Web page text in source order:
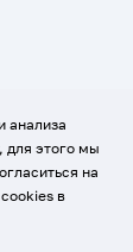
анализа
для этого мы
на
в